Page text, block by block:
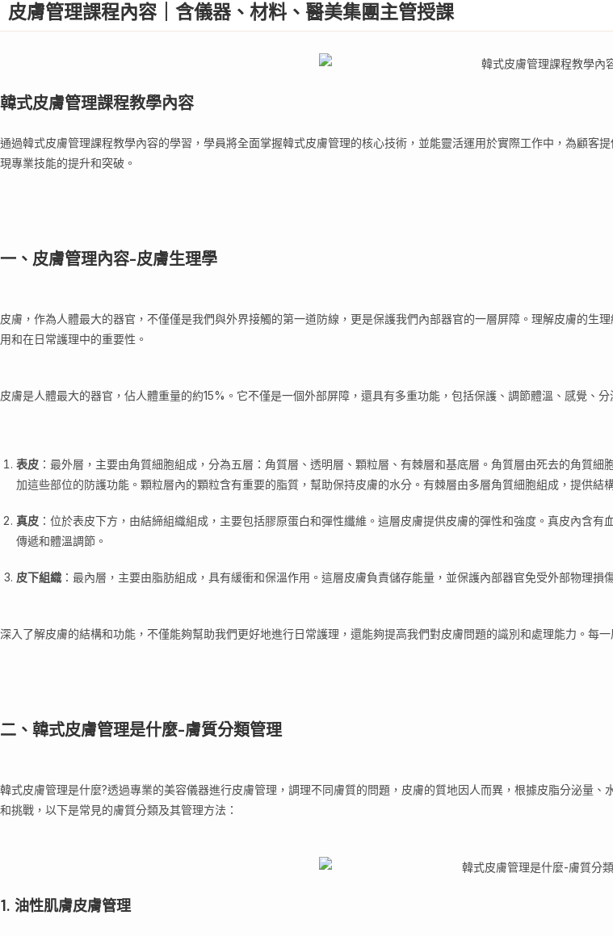
皮膚管理課程內容｜含儀器、材料、醫美集團主管授課
韓式皮膚管理課程教學內容
通過韓式皮膚管理課程教學內容的學習，學員將全面掌握韓式皮膚管理的核心技術，並能靈活運用於實際工作中，為顧
現專業技能的提升和突破。
一、皮膚管理內容-皮膚生理學
皮膚，作為人體最大的器官，不僅僅是我們與外界接觸的第一道防線，更是保護我們內部器官的一層屏障。理解皮膚的
用和在日常護理中的重要性。
皮膚是人體最大的器官，佔人體重量的約15%。它不僅是一個外部屏障，還具有多重功能，包括保護、調節體溫、感覺、
表皮 ：最外層，主要由角質細胞組成，分為五層：角質層、透明層、顆粒層、有棘層和基底層。角質層由死去的角質
加這些部位的防護功能。顆粒層內的顆粒含有重要的脂質，幫助保持皮膚的水分。有棘層由多層角質細胞組成，提供結
真皮 ：位於表皮下方，由結締組織組成，主要包括膠原蛋白和彈性纖維。這層皮膚提供皮膚的彈性和強度。真皮內含
傳遞和體溫調節。
皮下組織 ：最內層，主要由脂肪組成，具有緩衝和保溫作用。這層皮膚負責儲存能量，並保護內部器官免受外部物理損
深入了解皮膚的結構和功能，不僅能夠幫助我們更好地進行日常護理，還能夠提高我們對皮膚問題的識別和處理能力。每
二、韓式皮膚管理是什麼-膚質分類管理
韓式皮膚管理是什麼?透過專業的美容儀器進行皮膚管理，調理不同膚質的問題，皮膚的質地因人而異，根據皮脂分泌量
和挑戰，以下是常見的膚質分類及其管理方法：
1. 油性肌膚皮膚管理